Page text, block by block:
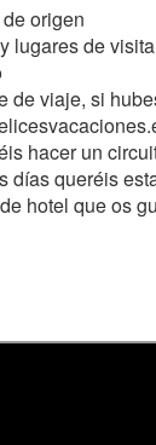
origen
lugares de visita
de viaje, si
hacer un
días queréis
hotel que os